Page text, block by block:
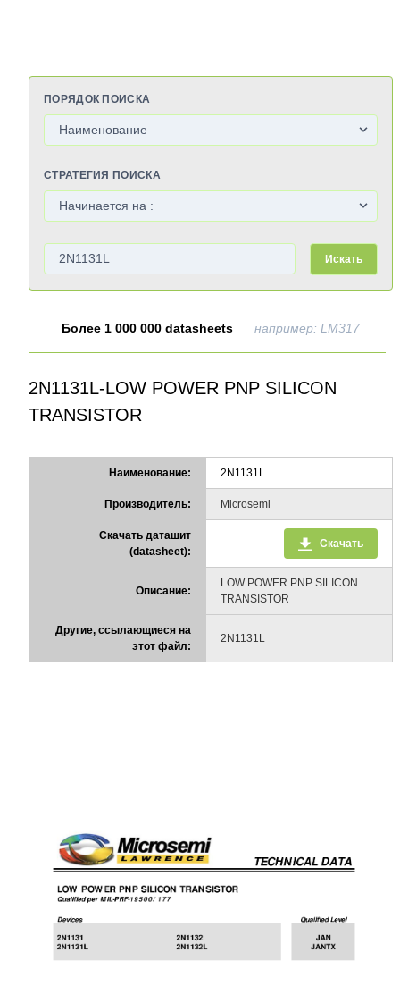
ПОРЯДОК ПОИСКА
СТРАТЕГИЯ ПОИСКА
Искать
Более 1 000 000 datasheets например: LM317
2N1131L-LOW POWER PNP SILICON
TRANSISTOR
Наименование: 2N1131L
Производитель: Microsemi
Скачать даташит
(datasheet):
Скачать
Описание:
LOW POWER PNP SILICON
TRANSISTOR
Другие, ссылающиеся на
этот файл:
2N1131L